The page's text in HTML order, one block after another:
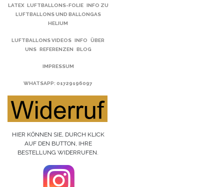
LATEX LUFTBALLONS-FOLIE INFO ZU
LUFTBALLONS UND BALLONGAS
HELIUM
LUFTBALLONS VIDEOS INFO
ÜBER
UNS REFERENZEN BLOG
IMPRESSUM
WHATSAPP: 01729196097
HIER KÖNNEN SIE, DURCH KLICK
AUF DEN BUTTON, IHRE
BESTELLUNG WIDERRUFEN.